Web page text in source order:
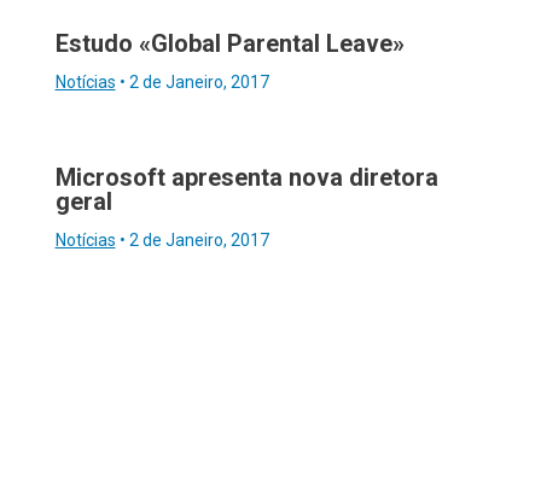
Estudo «Global Parental Leave»
Notícias • 2 de Janeiro, 2017
Microsoft apresenta nova diretora
geral
Notícias • 2 de Janeiro, 2017